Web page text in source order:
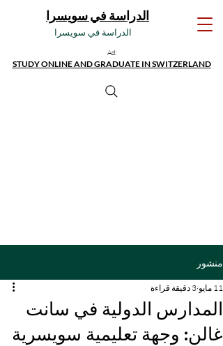
الدراسة في سويسرا
الدراسة في سويسرا
Ad:
STUDY ONLINE AND GRADUATE IN SWITZERLAND
منشور
المدارس الدولية في سانت
غالن: وجهة تعليمية سويسرية
11 مايو 3 دقيقة قراءة